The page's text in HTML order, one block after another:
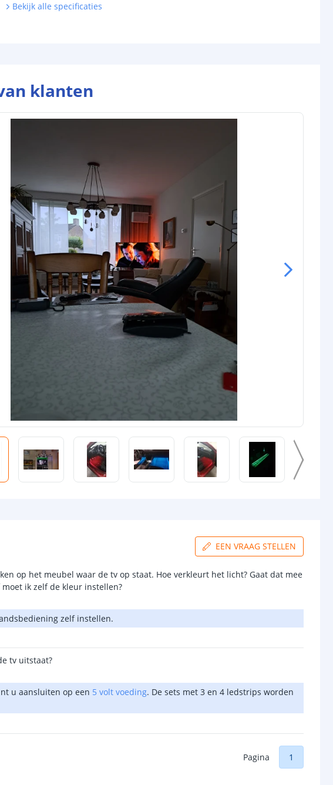
Bekijk alle specificaties
klanten
EEN VRAAG STELLEN
op het meubel waar de tv op staat. Hoe verkleurt het licht? Gaat dat mee
ik zelf de kleur instellen?
zelf instellen.
tv uitstaat?
u aansluiten op een 5 volt voeding. De sets met 3 en 4 ledstrips worden
Pagina 1